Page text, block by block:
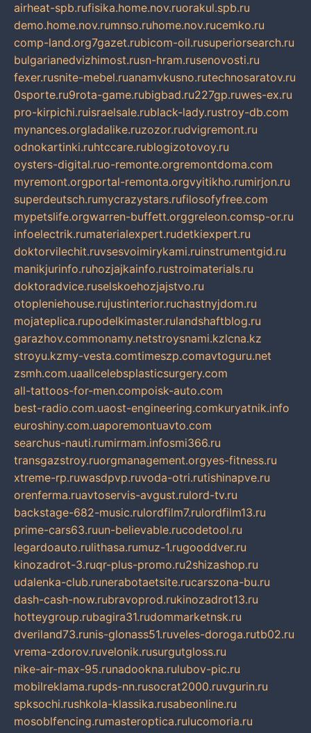
airheat-spb.rufisika.home.nov.ruorakul.spb.ru
demo.home.nov.rumnso.ruhome.nov.rucemko.ru
comp-land.org7gazet.rubicom-oil.rusuperiorsearch.ru
bulgarianedvizhimost.rusn-hram.rusenovosti.ru
fexer.rusnite-mebel.ruanamvkusno.rutechnosaratov.ru
0sporte.ru9rota-game.rubigbad.ru227gp.ruwes-ex.ru
pro-kirpichi.ruisraelsale.rublack-lady.rustroy-db.com
mynances.orgladalike.ruzozor.rudvigremont.ru
odnokartinki.ruhtccare.rublogizotovoy.ru
oysters-digital.ruo-remonte.orgremontdoma.com
myremont.orgportal-remonta.orgvyitikho.rumirjon.ru
superdeutsch.rumycrazystars.rufilosofyfree.com
mypetslife.orgwarren-buffett.orggreleon.comsp-or.ru
infoelectrik.rumaterialexpert.rudetkiexpert.ru
doktorvilechit.ruvsesvoimirykami.ruinstrumentgid.ru
manikjurinfo.ruhozjajkainfo.rustroimaterials.ru
doktoradvice.ruselskoehozjajstvo.ru
otopleniehouse.rujustinterior.ruchastnyjdom.ru
mojateplica.rupodelkimaster.rulandshaftblog.ru
garazhov.commonamy.netstroysnami.kzlcna.kz
stroyu.kzmy-vesta.comtimeszp.comavtoguru.net
zsmh.com.uaallcelebsplasticsurgery.com
all-tattoos-for-men.compoisk-auto.com
best-radio.com.uaost-engineering.comkuryatnik.info
euroshiny.com.uaporemontuavto.com
searchus-nauti.rumirmam.infosmi366.ru
transgazstroy.ruorgmanagement.orgyes-fitness.ru
xtreme-rp.ruwasdpvp.ruvoda-otri.rutishinapve.ru
orenferma.ruavtoservis-avgust.rulord-tv.ru
backstage-682-music.rulordfilm7.rulordfilm13.ru
prime-cars63.ruun-believable.rucodetool.ru
legardoauto.rulithasa.rumuz-1.rugooddver.ru
kinozadrot-3.ruqr-plus-promo.ru2shizashop.ru
udalenka-club.runerabotaetsite.rucarszona-bu.ru
dash-cash-now.rubravoprod.rukinozadrot13.ru
hotteygroup.rubagira31.rudommarketnsk.ru
dveriland73.runis-glonass51.ruveles-doroga.rutb02.ru
vrema-zdorov.ruvelonik.rusurgutgloss.ru
nike-air-max-95.runadookna.rulubov-pic.ru
mobilreklama.rupds-nn.rusocrat2000.ruvgurin.ru
spksochi.rushkola-klassika.rusabeonline.ru
mosoblfencing.rumasteroptica.rulucomoria.ru